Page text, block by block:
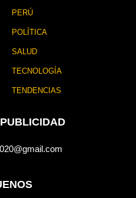
PERÚ
POLÍTICA
SALUD
TECNOLOGÍA
TENDENCIAS